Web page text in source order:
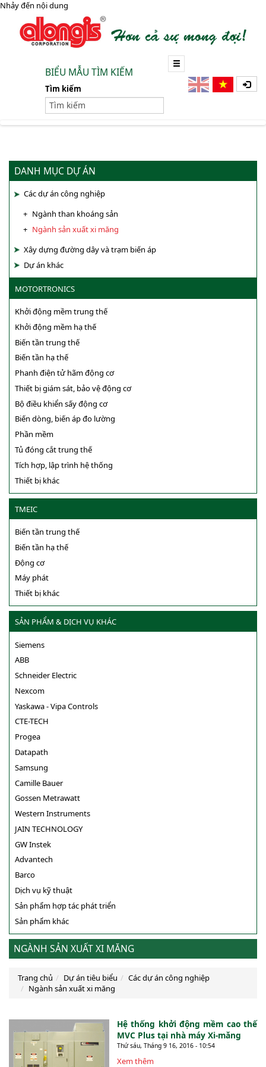
Nhảy đến nội dung
BIỂU MẪU TÌM KIẾM
Tìm kiếm
DANH MỤC DỰ ÁN
Các dự án công nghiệp
Ngành than khoáng sản
Ngành sản xuất xi măng
Xây dựng đường dây và trạm biến áp
Dự án khác
MOTORTRONICS
Khởi động mềm trung thế
Khởi động mềm hạ thế
Biến tần trung thế
Biến tần hạ thế
Phanh điện tử hãm động cơ
Thiết bị giám sát, bảo vệ động cơ
Bộ điều khiển sấy động cơ
Biến dòng, biến áp đo lường
Phần mềm
Tủ đóng cắt trung thế
Tích hợp, lập trình hệ thống
Thiết bị khác
TMEIC
Biến tần trung thế
Biến tần hạ thế
Động cơ
Máy phát
Thiết bị khác
SẢN PHẨM & DỊCH VỤ KHÁC
Siemens
ABB
Schneider Electric
Nexcom
Yaskawa - Vipa Controls
CTE-TECH
Progea
Datapath
Samsung
Camille Bauer
Gossen Metrawatt
Western Instruments
JAIN TECHNOLOGY
GW Instek
Advantech
Barco
Dịch vụ kỹ thuật
Sản phẩm hợp tác phát triển
Sản phẩm khác
NGÀNH SẢN XUẤT XI MĂNG
Trang chủ Dự án tiêu biểu
Các dự án công nghiệp
Ngành sản xuất xi măng
Hệ thống khởi động mềm cao thế
MVC Plus tại nhà máy Xi-măng
Thứ sáu, Tháng 9 16, 2016 - 10:54
Xem thêm